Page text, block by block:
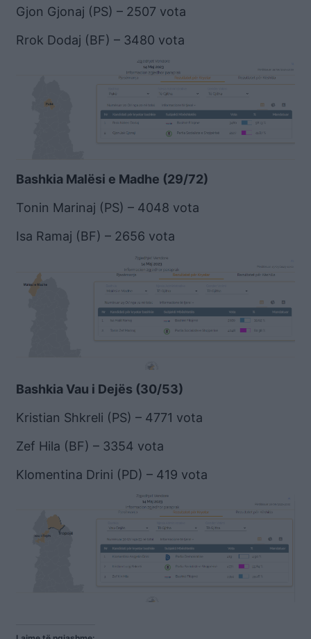
Gjon Gjonaj (PS) – 2507 vota
Rrok Dodaj (BF) – 3480 vota
Bashkia Malësi e Madhe (29/72)
Tonin Marinaj (PS) – 4048 vota
Isa Ramaj (BF) – 2656 vota
Bashkia Vau i Dejës (30/53)
Kristian Shkreli (PS) – 4771 vota
Zef Hila (BF) – 3354 vota
Klomentina Drini (PD) – 419 vota